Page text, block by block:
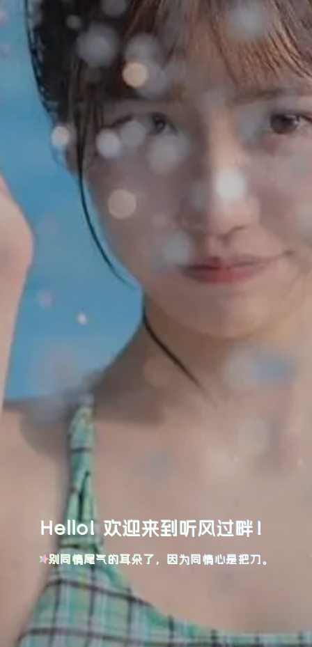
Hello! 欢迎来到听风过畔！
别同情尾气的耳朵了，因为同情心是把刀。